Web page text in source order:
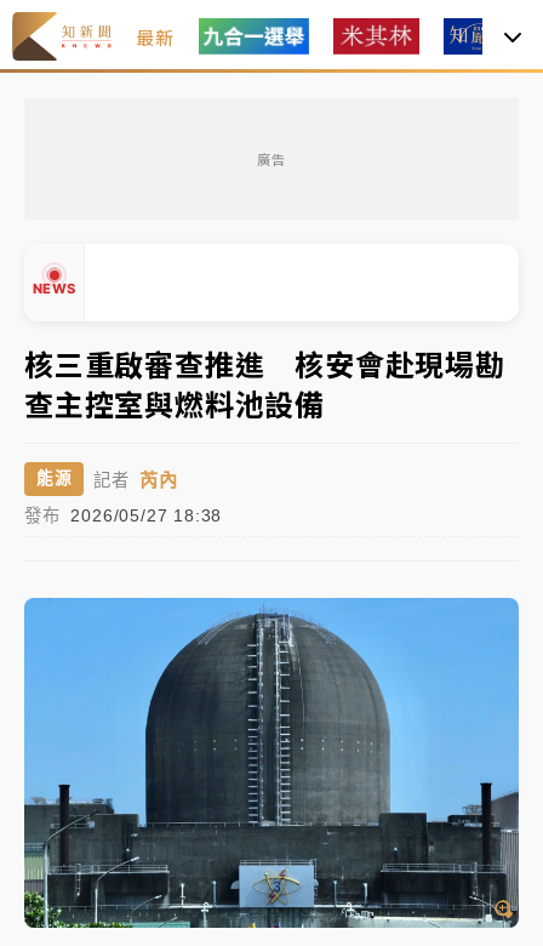
最新
廣告
NEWS
中信慈善基金會想增加董事人數！辜仲諒向法院聲請遭
駁 理由曝光
故宮《龍藏經》特展第2檔！今線上預約開賣一度塞車
周六起展出延長至晚上7時
台東農業處長涉圖利渡假村！東檢抗告成功 今重開羈
父親節泡湯了！中颱白海豚雨彈轟3天 「紅到發紫」降
雨熱區曝
女律師陳昱瑄詐慈濟10億！黃金158kg遭查扣畫面曝光
暑假過三周才推「E宿新北打卡趣」！抽獎程序複雜 觀
中信慈善基金會想增加董事人數！辜仲諒向法院聲請遭
駁 理由曝光
故宮《龍藏經》特展第2檔！今線上預約開賣一度塞車
周六起展出延長至晚上7時
台東農業處長涉圖利渡假村！東檢抗告成功 今重開羈
押庭
核三重啟審查推進 核安會赴現場勘
查主控室與燃料池設備
能源 記者 芮內
發布 2026/05/27 18:38